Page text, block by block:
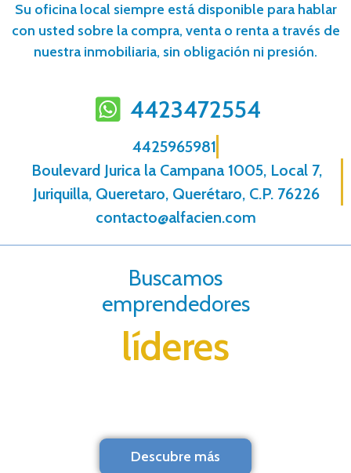
Su oficina local siempre está disponible para hablar
con usted sobre la compra, venta o renta a través de
nuestra inmobiliaria, sin obligación ni presión.
4423472554
4425965981
Boulevard Jurica la Campana 1005, Local 7,
Juriquilla, Queretaro, Querétaro, C.P. 76226
contacto@alfacien.com
Buscamos
emprendedores
líderes
Descubre más